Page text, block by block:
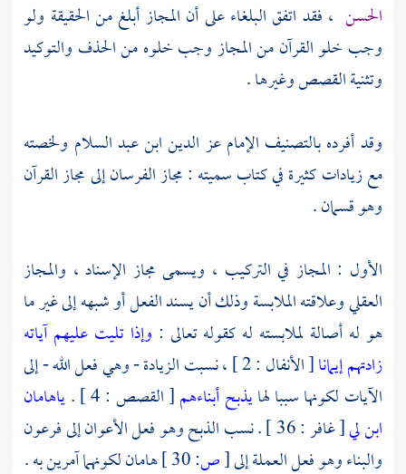
الحسن ، فقد اتفق البلغاء على أن المجاز أبلغ من الحقيقة ولو
وجب خلو القرآن من المجاز وجب خلوه من الحذف والتوكيد
وتثنية القصص وغيرها .
وقد أفرده بالتصنيف الإمام عز الدين ابن عبد السلام ولخصته
مع زيادات كثيرة في كتاب سميته : مجاز الفرسان إلى مجاز القرآن
وهو قسمان .
الأول : المجاز في التركيب ، ويسمى مجاز الإسناد ، والمجاز
العقلي وعلاقته الملابسة وذلك أن يسند الفعل أو شبهه إلى غير ما
هو له أصالة لملابسته له كقوله تعالى : وإذا تليت عليهم آياته
زادتهم إيمانا
[ الأنفال : 2 ] ، نسبت الزيادة - وهي فعل الله - إلى
الآيات لكونها سببا لهايذبح أبناءهم[ القصص : 4 ] .
ياهامان
ابن لي[ غافر : 36 ] . نسب الذبح وهو فعل الأعوان إلى
فرعون
والبناء وهو فعل العملة إلى[ص: هامانلكونهما آمرين به .